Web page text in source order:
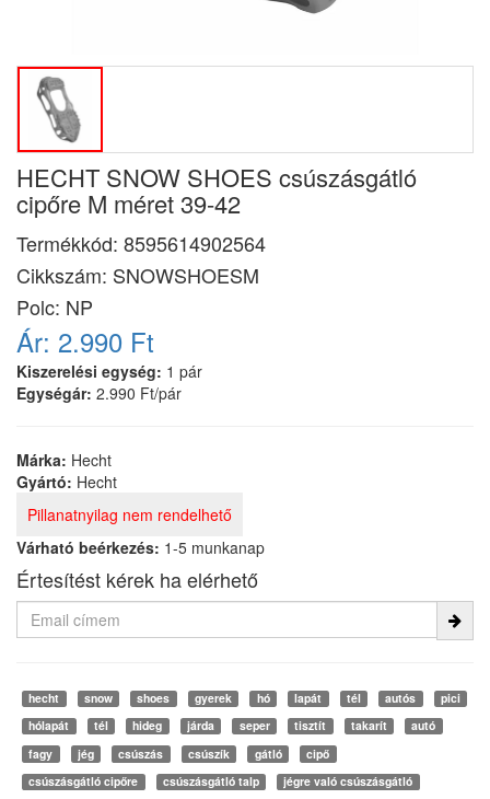
HECHT SNOW SHOES csúszásgátló
cipőre M méret 39-42
Termékkód: 8595614902564
Cikkszám: SNOWSHOESM
Polc: NP
Ár: 2.990 Ft
Kiszerelési egység: 1 pár
Egységár: 2.990 Ft/pár
Márka: Hecht
Gyártó: Hecht
Pillanatnyilag nem rendelhető
Várható beérkezés: 1-5 munkanap
Értesítést kérek ha elérhető
hecht snow shoes gyerek hó lapát tél autós
pici
hólapát
tél hideg járda seper tisztít takarít
autó
fagy
jég csúszás csúszík gátló
cipő
csúszásgátló cipőre
csúszásgátló talp
jégre való csúszásgátló